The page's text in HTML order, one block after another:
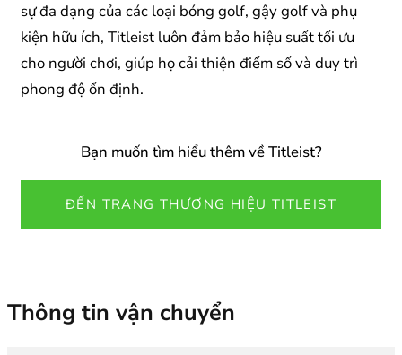
sự đa dạng của các loại bóng golf, gậy golf và phụ
kiện hữu ích, Titleist luôn đảm bảo hiệu suất tối ưu
cho người chơi, giúp họ cải thiện điểm số và duy trì
phong độ ổn định.
Bạn muốn tìm hiểu thêm về Titleist?
ĐẾN TRANG THƯƠNG HIỆU TITLEIST
Thông tin vận chuyển